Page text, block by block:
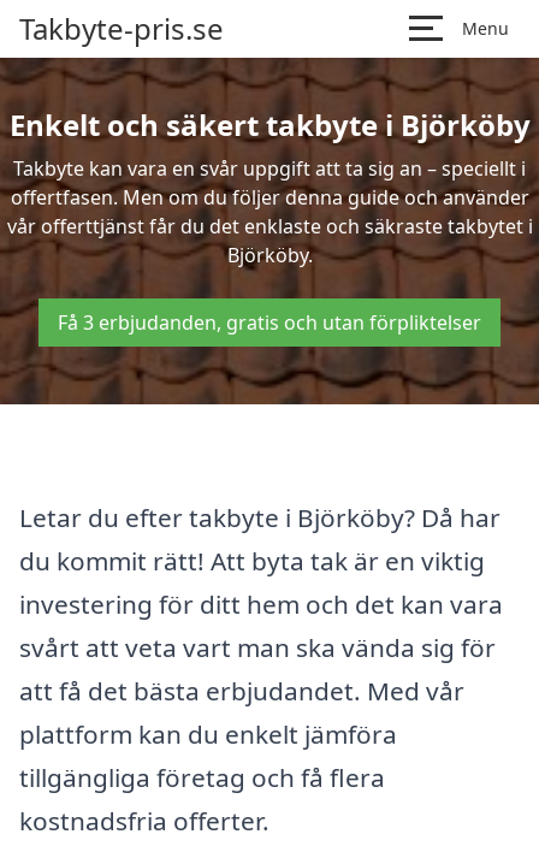
Takbyte-pris.se Menu
Enkelt och säkert takbyte i Björköby
Takbyte kan vara en svår uppgift att ta sig an – speciellt i
offertfasen. Men om du följer denna guide och använder
vår offerttjänst får du det enklaste och säkraste takbytet i
Björköby.
Få 3 erbjudanden, gratis och utan förpliktelser
Letar du efter takbyte i Björköby? Då har
du kommit rätt! Att byta tak är en viktig
investering för ditt hem och det kan vara
svårt att veta vart man ska vända sig för
att få det bästa erbjudandet. Med vår
plattform kan du enkelt jämföra
tillgängliga företag och få flera
kostnadsfria offerter.